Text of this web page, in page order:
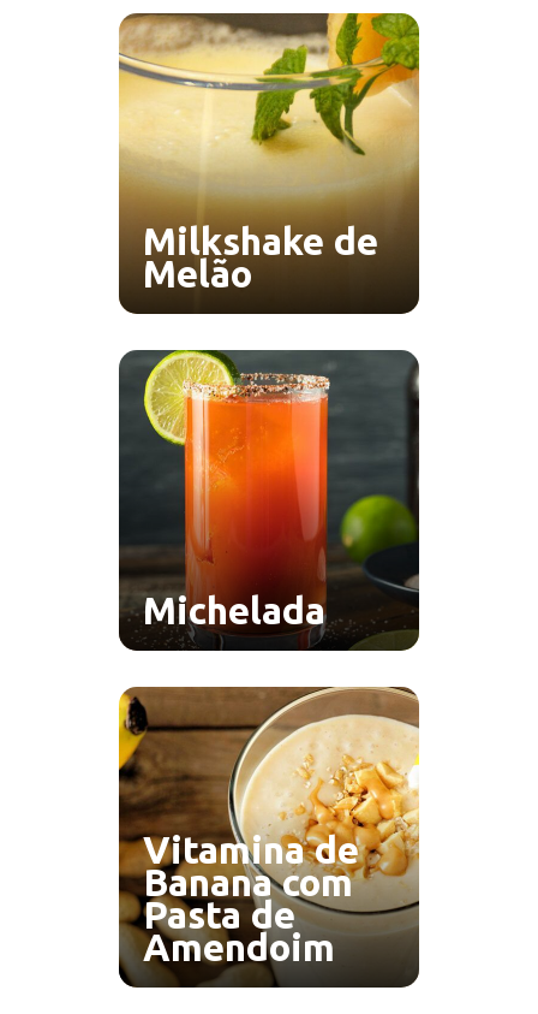
Milkshake de
Melão
Michelada
Vitamina de
Banana com
Pasta de
Amendoim